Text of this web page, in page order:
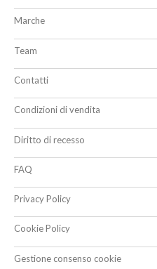
Marche
Team
Contatti
Condizioni di vendita
Diritto di recesso
FAQ
Privacy Policy
Cookie Policy
Gestione consenso cookie